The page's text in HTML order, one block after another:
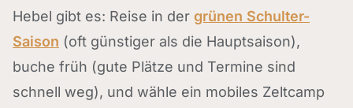
Hebel gibt es: Reise in der grünen Schulter-
Saison (oft günstiger als die Hauptsaison),
buche früh (gute Plätze und Termine sind
schnell weg), und wähle ein mobiles Zeltcamp